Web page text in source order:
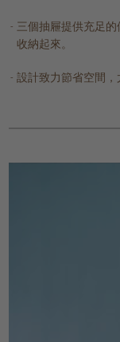
三個抽屜提供充足
收納起來。
設計致力節省空間，